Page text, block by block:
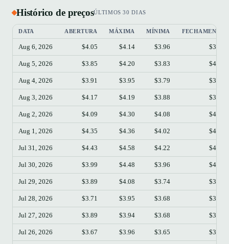
Histórico de preçosÚLTIMOS 30 DIAS
DATA ABERTURA MÁXIMA MÍNIMA FECHAMENTO
Aug 6, 2026 $4.05 $4.14 $3.96 $3.98
Aug 5, 2026 $3.85 $4.20 $3.83 $4.05
Aug 4, 2026 $3.91 $3.95 $3.79 $3.85
Aug 3, 2026 $4.17 $4.19 $3.88 $3.91
Aug 2, 2026 $4.09 $4.30 $4.08 $4.17
Aug 1, 2026 $4.35 $4.36 $4.02 $4.09
Jul 31, 2026 $4.43 $4.58 $4.22 $4.35
Jul 30, 2026 $3.99 $4.48 $3.96 $4.43
Jul 29, 2026 $3.89 $4.08 $3.74 $3.99
Jul 28, 2026 $3.71 $3.95 $3.68 $3.90
Jul 27, 2026 $3.89 $3.94 $3.68 $3.71
Jul 26, 2026 $3.67 $3.96 $3.65 $3.89